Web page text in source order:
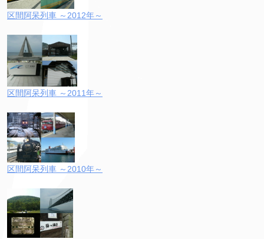
区間阿呆列車 ～2012年～
区間阿呆列車 ～2011年～
区間阿呆列車 ～2010年～